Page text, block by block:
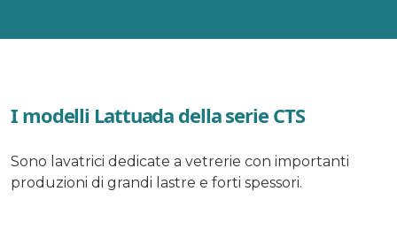
I modelli Lattuada della serie CTS
Sono lavatrici dedicate a vetrerie con importanti
produzioni di grandi lastre e forti spessori.